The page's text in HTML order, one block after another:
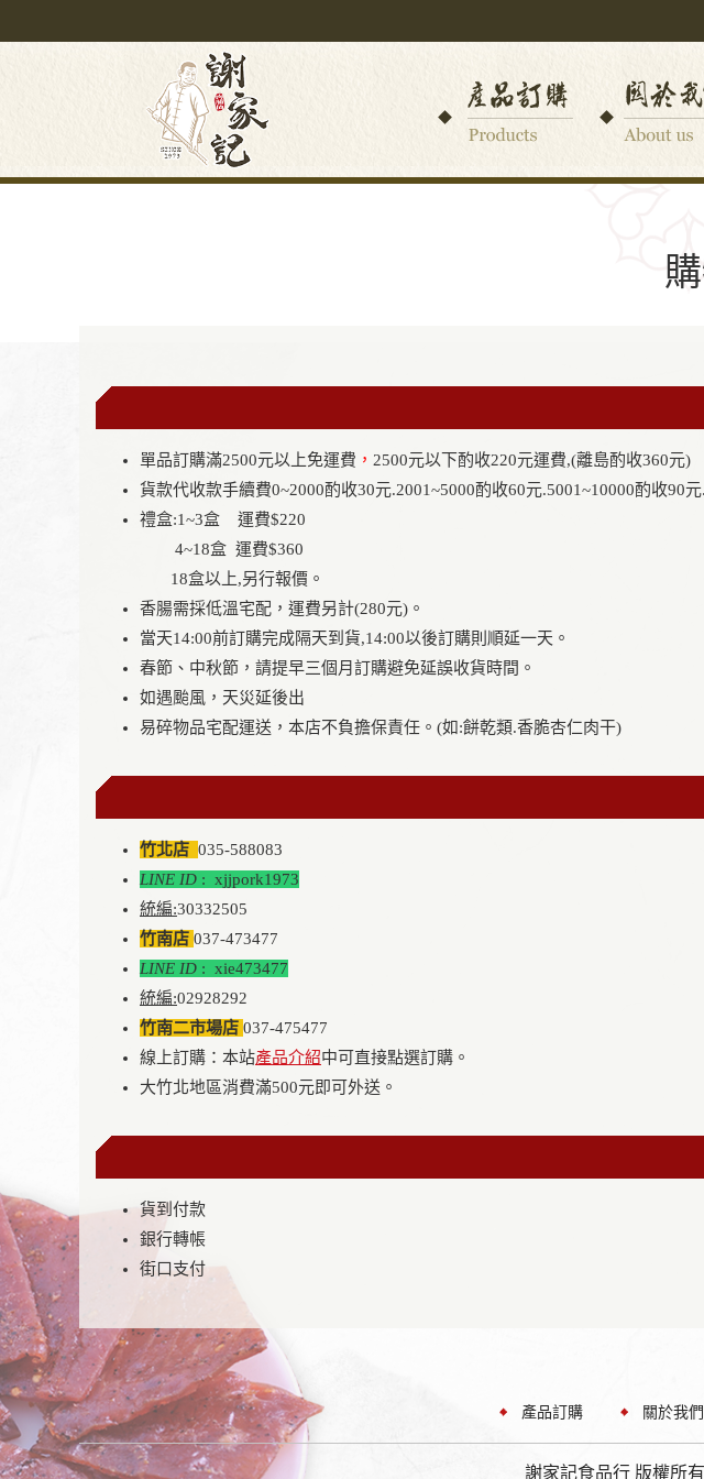
單品訂購滿2500元以上免運費 ， 2500元以下酌收220元運費,(離島酌收360元)
貨款代收款手續費0~2000酌收30元.2001~5000酌收60元.5001~10000酌收90
禮盒:1~3盒 運費$220
4~18盒 運費$360
18盒以上,另行報價。
香腸需採低溫宅配，運費另計(280元)。
當天14:00前訂購完成隔天到貨,14:00以後訂購則順延一天。
春節、中秋節，請提早三個月訂購避免延誤收貨時間。
如遇颱風，天災延後出
易碎物品宅配運送，本店不負擔保責任。(如:餅乾類.香脆杏仁肉干)
竹北店 035-588083
LINE ID : xjjpork1973
統編:30332505
竹南店 037-473477
LINE ID : xie473477
統編:02928292
竹南二市場店 037-475477
線上訂購：本站產品介紹中可直接點選訂購。
大竹北地區消費滿500元即可外送。
貨到付款
銀行轉帳
街口支付
產品訂購 關於我們
謝家記食品行 版權所